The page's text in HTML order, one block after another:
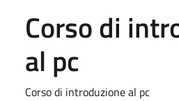
Corso di
al pc
Corso di introduzione al pc